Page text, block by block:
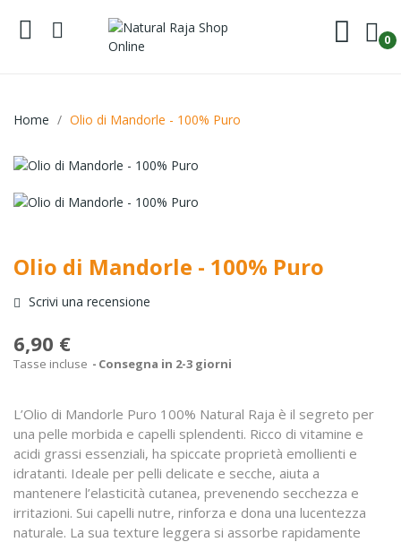
0
Home Olio di Mandorle - 100% Puro
Olio di Mandorle - 100% Puro
Scrivi una recensione
6,90 €
Tasse incluse Consegna in 2-3 giorni
L’Olio di Mandorle Puro 100% Natural Raja è il segreto per
una pelle morbida e capelli splendenti. Ricco di vitamine e
acidi grassi essenziali, ha spiccate proprietà emollienti e
idratanti. Ideale per pelli delicate e secche, aiuta a
mantenere l’elasticità cutanea, prevenendo secchezza e
irritazioni. Sui capelli nutre, rinforza e dona una lucentezza
naturale. La sua texture leggera si assorbe rapidamente